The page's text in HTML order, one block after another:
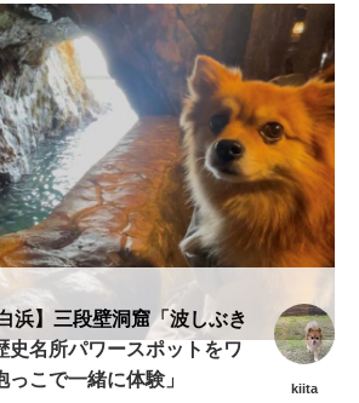
浜】三段壁洞窟「波しぶき
史名所パワースポットをワ
っこで一緒に体験」
kiita